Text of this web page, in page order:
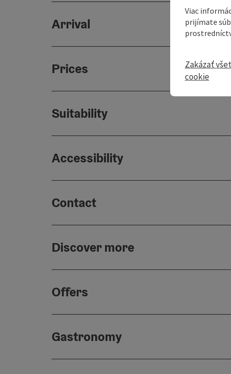
Arrival
Prices
Suitability
Accessibility
Contact
Discover more
Offers
Gastronomy
Viac
prijímate
Zakázať
cookie